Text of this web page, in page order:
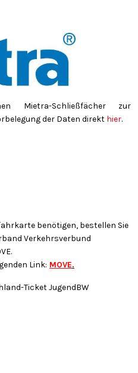
Mietra-Schließfächer zur
der Daten direkt hier.
benötigen, bestellen Sie
Verkehrsverbund
Link: MOVE.
Ticket JugendBW